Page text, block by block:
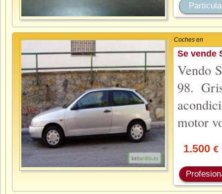
Coches en
Se vende
Vendo
98.
motor
1.500 €